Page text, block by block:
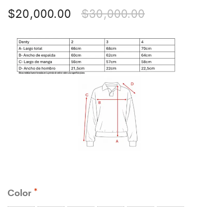
$30,000.00
$20,000.00
Color